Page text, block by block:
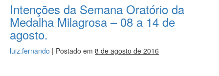
Intenções da Semana Oratório da
Medalha Milagrosa – 08 a 14 de
agosto.
luiz.fernando | Postado em 8 de agosto de 2016